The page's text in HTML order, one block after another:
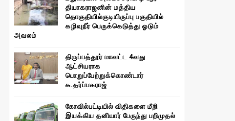
தியாகராஜனின் மத்திய
தொகுதியில்குடியிருப்பு பகுதியில்
கழிவுநீர் பெருக்கெடுத்து ஓடும்
அவலம்
திருப்பத்தூர் மாவட்ட 4வது
ஆட்சியராக
பொறுப்பேற்றுக்கொண்டார்
க.தர்ப்பகராஜ்
கோவில்பட்டியில் விதிகளை மீறி
இயக்கிய தனியார் பேருந்து பறிமுதல்